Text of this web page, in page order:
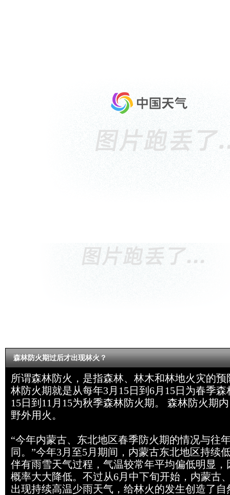
森林防火期过后才出现林火？
所谓森林防火，是指森林、林木和林地火灾的
林防火期就是从每年3月15日到6月15日为春季
15日到11月15为秋季森林防火期。 森林防火期
野外用火。
“今年内蒙古、东北地区春季防火期的情况与往
同。”今年3月至5月期间，内蒙古东北地区持续
伴有雨雪天气过程，气温较常年平均偏低明显，
概率大大降低。不过从6月中下旬开始，内蒙古
出现持续高温少雨天气，给林火的发生创造了自